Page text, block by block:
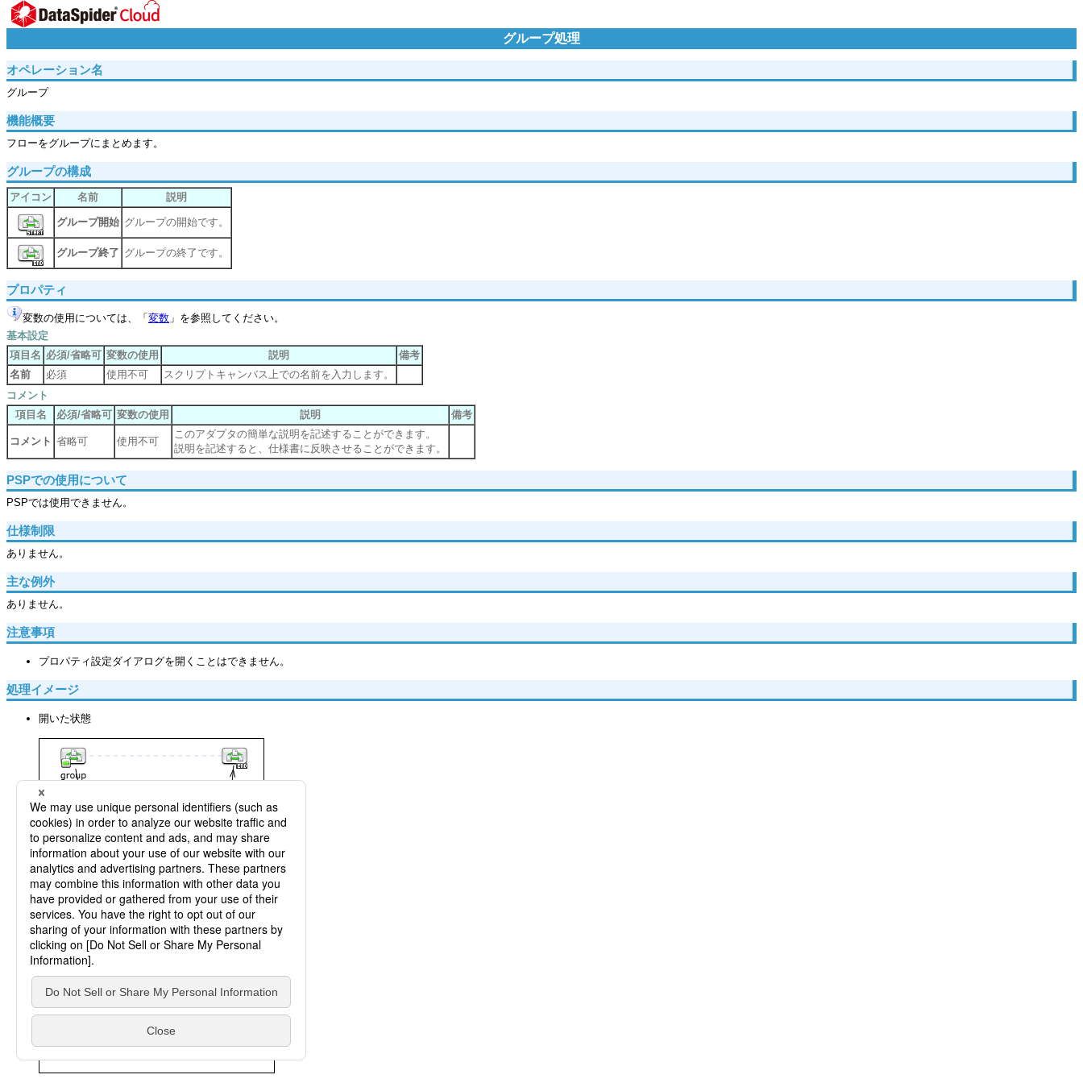
グループ処理
オペレーション名
グループ
機能概要
フローをグループにまとめます。
グループの構成
アイコン 名前 説明
グループ開始 グループの開始です。
グループ終了 グループの終了です。
プロパティ
変数の使用については、「 変数 」を参照してください。
基本設定
項目名 必須/省略可 変数の使用 説明
備考
名前
必須 使用不可
スクリプトキャンバス上での名前を入力します。
コメント
項目名
必須/省略可 変数の使用 説明 備考
コメント 省略可 使用不可
このアダプタの簡単な説明を記述することができます。
説明を記述すると、仕様書に反映させることができます。
PSPでの使用について
PSPでは使用できません。
仕様制限
ありません。
主な例外
ありません。
注意事項
プロパティ設定ダイアログを開くことはできません。
処理イメージ
開いた状態
閉じた状態